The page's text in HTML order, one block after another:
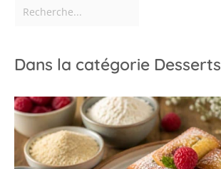
Dans la catégorie Desserts